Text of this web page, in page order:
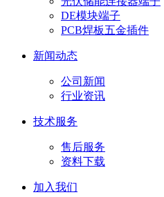
DE模块端子
PCB焊板五金插件
新闻动态
公司新闻
行业资讯
技术服务
售后服务
资料下载
加入我们